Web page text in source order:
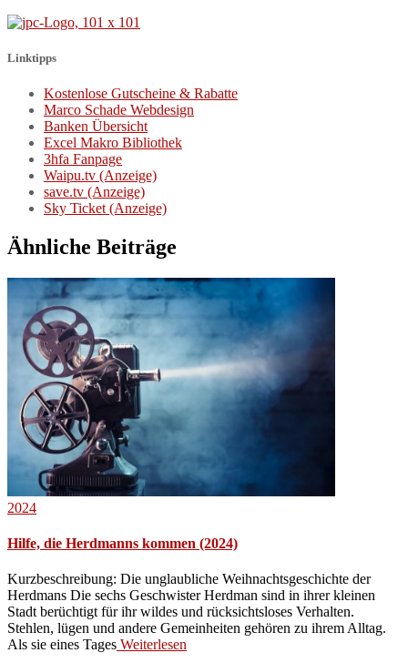
Linktipps
Kostenlose Gutscheine & Rabatte
Marco Schade Webdesign
Banken Übersicht
Excel Makro Bibliothek
3hfa Fanpage
Waipu.tv (Anzeige)
save.tv (Anzeige)
Sky Ticket (Anzeige)
Ähnliche Beiträge
2024
Hilfe, die Herdmanns kommen (2024)
Kurzbeschreibung: Die unglaubliche Weihnachtsgeschichte der
Herdmans Die sechs Geschwister Herdman sind in ihrer kleinen
Stadt berüchtigt für ihr wildes und rücksichtsloses Verhalten.
Stehlen, lügen und andere Gemeinheiten gehören zu ihrem Alltag.
Als sie eines Tages Weiterlesen